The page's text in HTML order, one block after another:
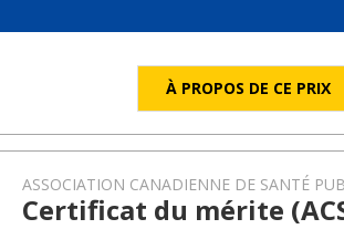
À PROPOS DE CE PRIX
ASSOCIATION CANADIENNE DE SANTÉ
Certificat du mérite